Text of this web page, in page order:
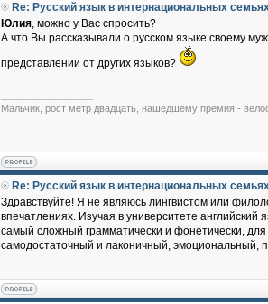
Re: Русский язык в интернациональных
Юлия, можно у Вас спросить?
А что Вы рассказывали о русском языке своему
представлении от других языков?
Мальчик, рост метр двадцать, нашедшему премия -
Re: Русский язык в интернациональных
Здравствуйте! Я не являюсь лингвистом или
впечатлениях. Изучая в университете английский
самый сложный грамматически и фонетически, для
самодостаточный и лаконичный, эмоциональный,